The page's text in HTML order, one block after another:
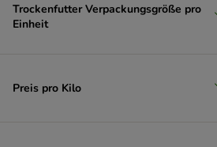
Rosie's Farm
Schesir
Smølke
Trockenfutter Verpackungsgröße pro
Einheit
Preis pro Kilo